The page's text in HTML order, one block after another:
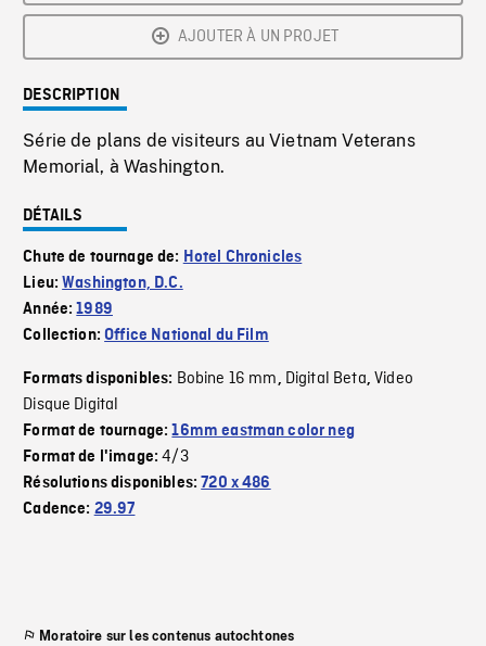
AJOUTER À UN PROJET
DESCRIPTION
Série de plans de visiteurs au Vietnam Veterans
Memorial, à Washington.
DÉTAILS
Chute de tournage de: Hotel Chronicles
Lieu:Washington, D.C.
Année:1989
Collection:Office National du Film
Formats disponibles: Bobine 16 mm, Digital Beta,Video
Disque Digital
Format de tournage:16mm eastman color neg
Format de l'image:4/3
Résolutions disponibles:720 x 486
Cadence: 29.97
Moratoire sur les contenus autochtones